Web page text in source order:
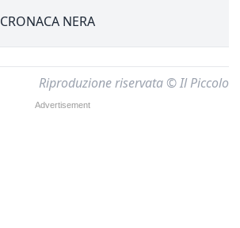
CRONACA NERA
Riproduzione riservata © Il Piccolo